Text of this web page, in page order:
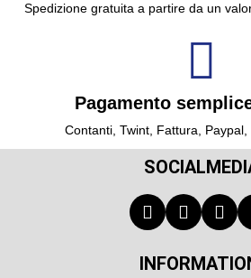
Spedizione gratuita a partire da un
Pagamento
Contanti, Twint, Fattura,